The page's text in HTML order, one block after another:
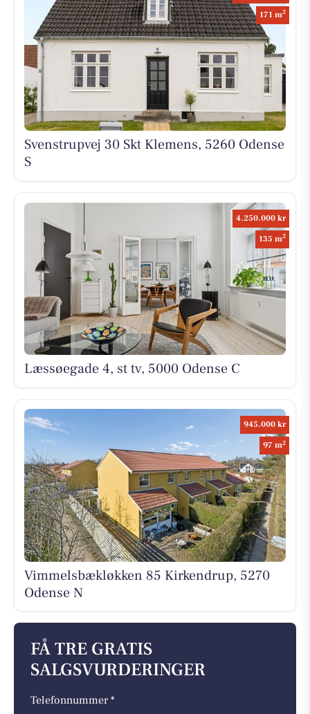
171 m2
Svenstrupvej 30 Skt Klemens, 5260 Odense
S
4.250.000 kr
135 m2
Læssøegade 4, st tv, 5000 Odense C
945.000 kr
97 m2
Vimmelsbækløkken 85 Kirkendrup, 5270
Odense N
FÅ TRE GRATIS
SALGSVURDERINGER
Telefonnummer *